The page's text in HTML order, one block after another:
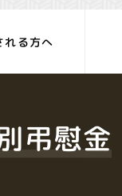
れる方へ
弔慰金